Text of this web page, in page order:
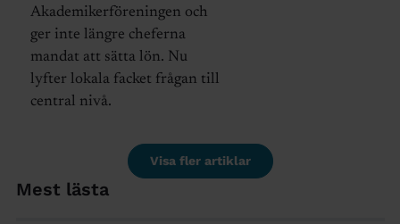
Akademikerföreningen och
ger inte längre cheferna
mandat att sätta lön. Nu
lyfter lokala facket frågan till
central nivå.
Visa fler artiklar
Mest lästa